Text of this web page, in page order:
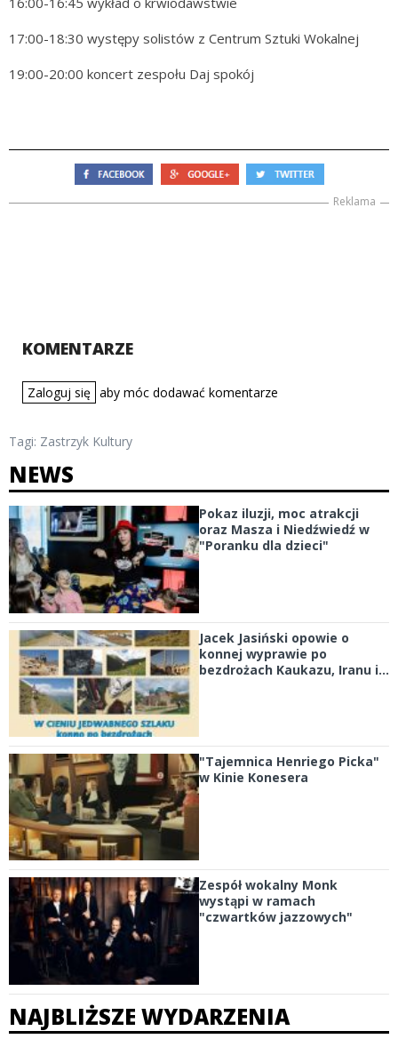
17:00-18:30 występy solistów z Centrum Sztuki Wokalnej
19:00-20:00 koncert zespołu Daj spokój
Reklama
KOMENTARZE
Zaloguj się aby móc dodawać komentarze
Tagi: Zastrzyk Kultury
NEWS
Pokaz iluzji, moc atrakcji
oraz Masza i Niedźwiedź w
"Poranku dla dzieci"
Jacek Jasiński opowie o
konnej wyprawie po
bezdrożach Kaukazu, Iranu i...
"Tajemnica Henriego Picka"
w Kinie Konesera
Zespół wokalny Monk
wystąpi w ramach
"czwartków jazzowych"
NAJBLIŻSZE WYDARZENIA